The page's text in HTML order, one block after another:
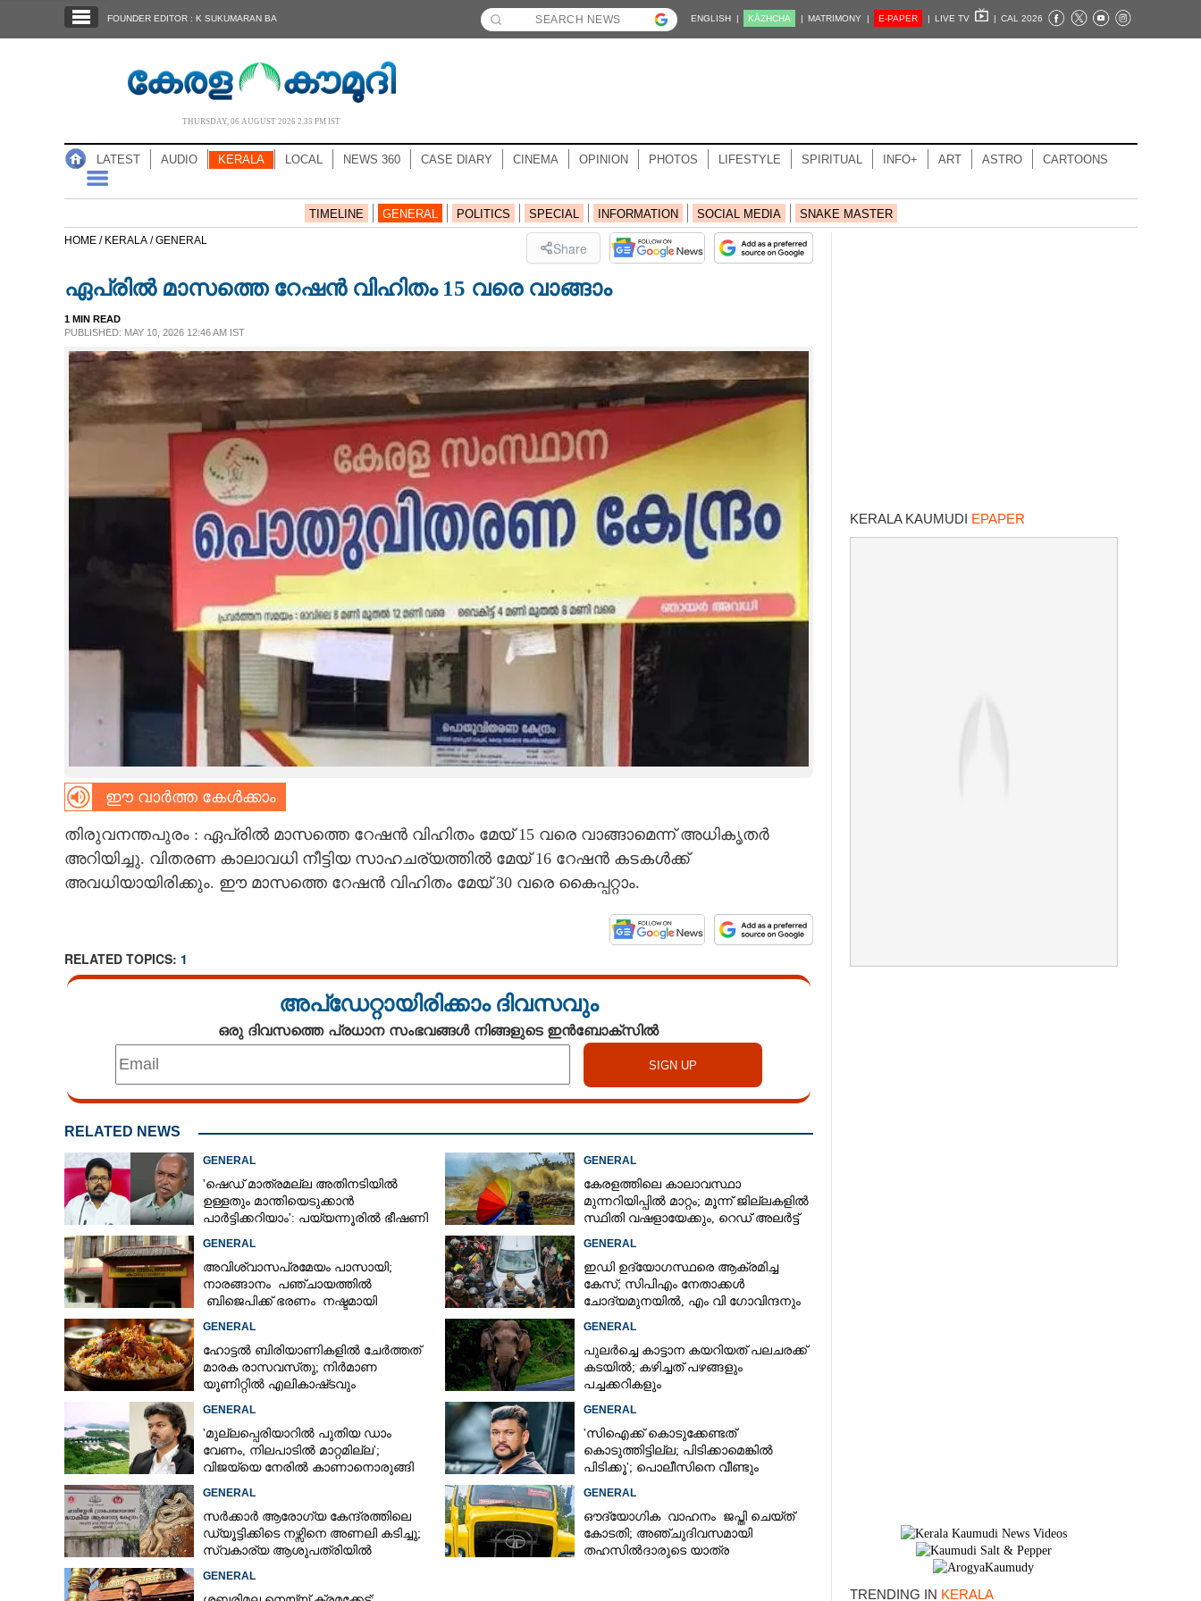
NOTIFIED NEWS
CASE DIARY
CARTOONS
LITERATURE
CONTACT US
FOUNDER EDITOR : K SUKUMARAN BA ENGLISH | KĀZHCHA | MATRIMONY | E-PAPER | LIVE TV | CAL 2026
THURSDAY, 06 AUGUST 2026 2.35 PM IST
LATEST AUDIO KERALA LOCAL NEWS 360 CASE DIARY CINEMA OPINION PHOTOS LIFESTYLE SPIRITUAL INFO+ ART ASTRO CARTOONS
TIMELINE GENERAL POLITICS SPECIAL INFORMATION SOCIAL MEDIA SNAKE MASTER
HOME / KERALA /GENERAL Share
ഏപ്രിൽ മാസത്തെ റേഷൻ വിഹിതം 15 വരെ വാങ്ങാം
1 MIN READ
PUBLISHED: MAY 10, 2026 12:46 AM IST
ഈ വാർത്ത കേൾക്കാം
തിരുവനന്തപുരം : ഏപ്രിൽ മാസത്തെ റേഷൻ വിഹിതം മേയ് 15 വരെ വാങ്ങാമെന്ന് അധികൃതർ
അറിയിച്ചു. വിതരണ കാലാവധി നീട്ടിയ സാഹചര്യത്തിൽ മേയ് 16 റേഷൻ കടകൾക്ക്
അവധിയായിരിക്കും. ഈ മാസത്തെ റേഷൻ വിഹിതം മേയ് 30 വരെ കൈപ്പറ്റാം.
RELATED TOPICS: 1
അപ്ഡേറ്റായിരിക്കാം ദിവസവും
ഒരു ദിവസത്തെ പ്രധാന സംഭവങ്ങൾ നിങ്ങളുടെ ഇൻബോക്സിൽ
RELATED NEWS
GENERAL
'ഷെഡ് മാത്രമല്ല അതിനടിയിൽ
ഉള്ളതും മാന്തിയെടുക്കാൻ
പാർട്ടിക്കറിയാം': പയ്യന്നൂരിൽ ഭീഷണി
GENERAL
കേരളത്തിലെ കാലാവസ്ഥാ
മുന്നറിയിപ്പിൽ മാറ്റം; മൂന്ന് ജില്ലകളിൽ
സ്ഥിതി വഷളായേക്കും, റെഡ് അലർട്ട്
GENERAL
അവിശ്വാസപ്രമേയം പാസായി;
നാരങ്ങാനം പഞ്ചായത്തിൽ
ബിജെപിക്ക് ഭരണം നഷ്ടമായി
GENERAL
ഇഡി ഉദ്യോഗസ്ഥരെ ആക്രമിച്ച
കേസ്; സിപിഎം നേതാക്കൾ
ചോദ്യമുനയിൽ, എം വി ഗോവിന്ദനും
GENERAL
ഹോട്ടൽ ബിരിയാണികളിൽ ചേർത്തത്
മാരക രാസവസ്‌തു; നിർമാണ
യൂണിറ്റിൽ എലികാഷ്‌ടവും
GENERAL
പുലർച്ചെ കാട്ടാന കയറിയത് പലചരക്ക്
കടയിൽ; കഴിച്ചത് പഴങ്ങളും
പച്ചക്കറികളും
GENERAL
'മുല്ലപ്പെരിയാറിൽ പുതിയ ഡാം
വേണം, നിലപാടിൽ മാറ്റമില്ല';
വിജയ്‌യെ നേരിൽ കാണാനൊരുങ്ങി
GENERAL
'സിഐക്ക് കൊടുക്കേണ്ടത്
കൊടുത്തിട്ടില്ല; പിടിക്കാമെങ്കിൽ
പിടിക്കൂ'; പൊലീസിനെ വീണ്ടും
GENERAL
സർക്കാർ ആരോഗ്യ കേന്ദ്രത്തിലെ
ഡ്യൂട്ടിക്കിടെ നഴ്സിനെ അണലി കടിച്ചു;
സ്വകാര്യ ആശുപത്രിയിൽ
GENERAL
ഔദ്യോഗിക വാഹനം ജപ്തി ചെയ്ത്
കോടതി; അഞ്ചുദിവസമായി
തഹസിൽദാരുടെ യാത്ര
GENERAL
KERALA KAUMUDI EPAPER
TRENDING IN KERALA